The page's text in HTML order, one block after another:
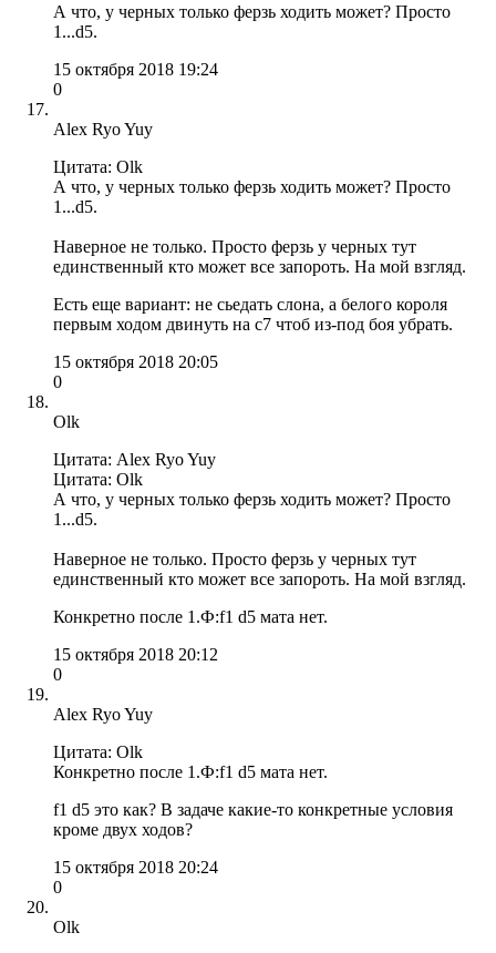
А что, у черных только ферзь ходить может? Просто
1...d5.
15 октября 2018 19:24
0
Alex Ryo Yuy
Цитата: Olk
А что, у черных только ферзь ходить может? Просто
1...d5.
Наверное не только. Просто ферзь у черных тут
единственный кто может все запороть. На мой взгляд.
Есть еще вариант: не сьедать слона, а белого короля
первым ходом двинуть на c7 чтоб из-под боя убрать.
15 октября 2018 20:05
0
Olk
Цитата: Alex Ryo Yuy
Цитата: Olk
А что, у черных только ферзь ходить может? Просто
1...d5.
Наверное не только. Просто ферзь у черных тут
единственный кто может все запороть. На мой взгляд.
Конкретно после 1.Ф:f1 d5 мата нет.
15 октября 2018 20:12
0
Alex Ryo Yuy
Цитата: Olk
Конкретно после 1.Ф:f1 d5 мата нет.
f1 d5 это как? В задаче какие-то конкретные условия
кроме двух ходов?
15 октября 2018 20:24
0
Olk